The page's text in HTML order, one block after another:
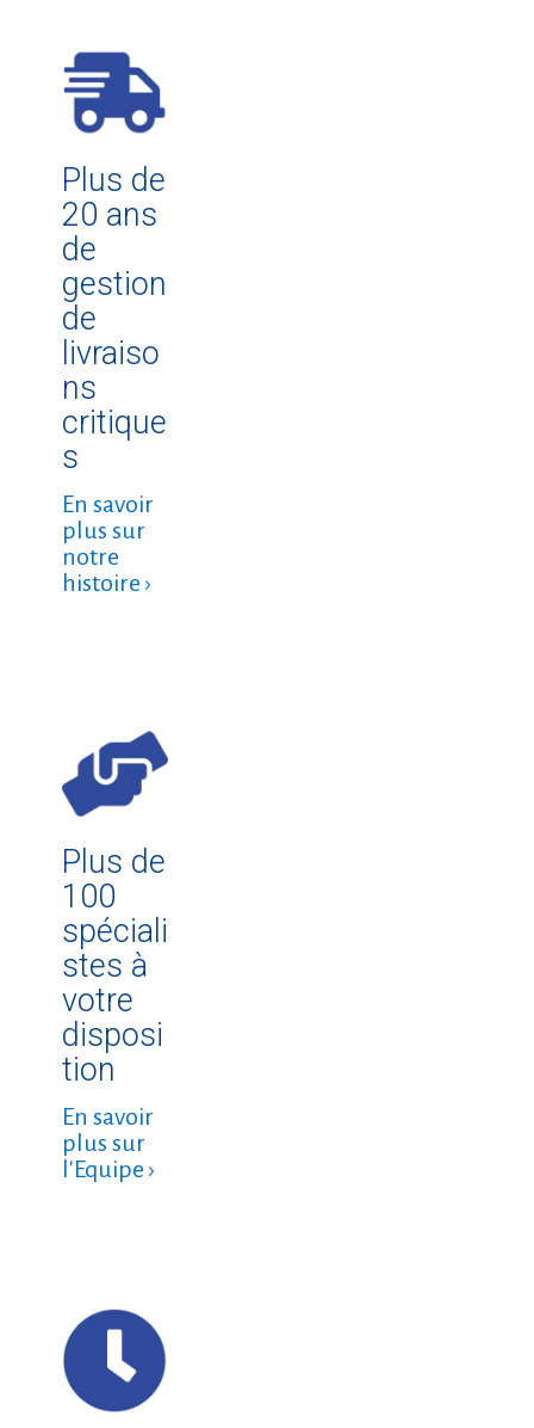
Plus de
20 ans
de
gestion
de
livraiso
ns
critique
s
En savoir
plus sur
notre
histoire ›
Plus de
100
spéciali
stes à
votre
disposi
tion
En savoir
plus sur
l'Equipe ›